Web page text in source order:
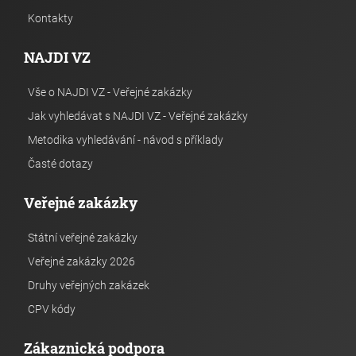
Kontakty
NAJDI VZ
Vše o NAJDI VZ - Veřejné zakázky
Jak vyhledávat s NAJDI VZ - Veřejné zakázky
Metodika vyhledávání - návod s příklady
Časté dotazy
Veřejné zakázky
Státní veřejné zakázky
Veřejné zakázky 2026
Druhy veřejných zakázek
CPV kódy
Zákaznická podpora